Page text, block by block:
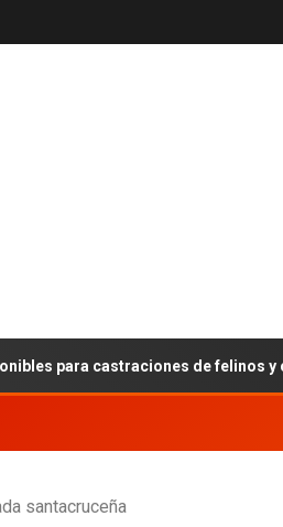
castraciones de felinos y caninos
santacruceña